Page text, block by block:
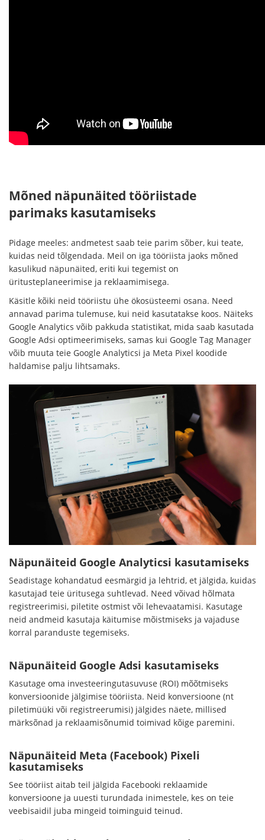
Mõned näpunäited tööriistade
parimaks kasutamiseks
Pidage meeles: andmetest saab teie parim sõber, kui teate,
kuidas neid tõlgendada. Meil on iga tööriista jaoks mõned
kasulikud näpunäited, eriti kui tegemist on
üritusteplaneerimise ja reklaamimisega.
Käsitle kõiki neid tööriistu ühe ökosüsteemi osana. Need
annavad parima tulemuse, kui neid kasutatakse koos. Näiteks
Google Analytics võib pakkuda statistikat, mida saab kasutada
Google Adsi optimeerimiseks, samas kui Google Tag Manager
võib muuta teie Google Analyticsi ja Meta Pixel koodide
haldamise palju lihtsamaks.
Näpunäiteid Google Analyticsi kasutamiseks
Seadistage kohandatud eesmärgid ja lehtrid, et jälgida, kuidas
kasutajad teie üritusega suhtlevad. Need võivad hõlmata
registreerimisi, piletite ostmist või lehevaatamisi. Kasutage
neid andmeid kasutaja käitumise mõistmiseks ja vajaduse
korral paranduste tegemiseks.
Näpunäiteid Google Adsi kasutamiseks
Kasutage oma investeeringutasuvuse (ROI) mõõtmiseks
konversioonide jälgimise tööriista. Neid konversioone (nt
piletimüüki või registreerumisi) jälgides näete, millised
märksõnad ja reklaamisõnumid toimivad kõige paremini.
Näpunäiteid Meta (Facebook) Pixeli
kasutamiseks
See tööriist aitab teil jälgida Facebooki reklaamide
konversioone ja uuesti turundada inimestele, kes on teie
veebisaidil juba mingeid toiminguid teinud.